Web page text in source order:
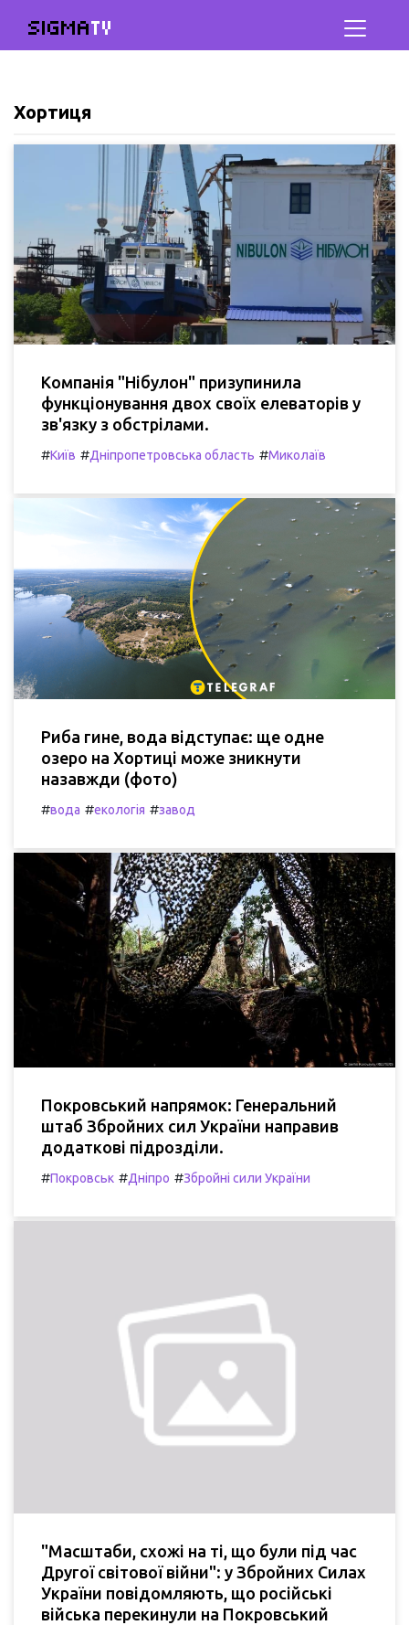
SIGMATV
Хортиця
Компанія "Нібулон" призупинила
функціонування двох своїх елеваторів у
зв'язку з обстрілами.
#Київ #Дніпропетровська область #Миколаїв
Риба гине, вода відступає: ще одне
озеро на Хортиці може зникнути
назавжди (фото)
#вода #екологія #завод
Покровський напрямок: Генеральний
штаб Збройних сил України направив
додаткові підрозділи.
#Покровськ #Дніпро #Збройні сили України
"Масштаби, схожі на ті, що були під час
Другої світової війни": у Збройних Силах
України повідомляють, що російські
війська перекинули на Покровський